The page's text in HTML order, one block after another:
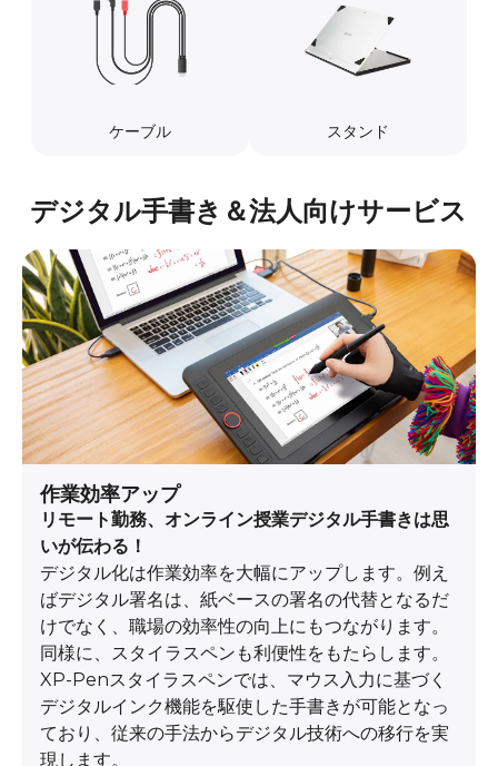
ケーブル スタンド
デジタル手書き＆法人向けサービス
作業効率アップ
リモート勤務、オンライン授業デジタル手書きは思
いが伝わる！
デジタル化は作業効率を大幅にアップします。例え
ばデジタル署名は、紙ベースの署名の代替となるだ
けでなく、職場の効率性の向上にもつながります。
同様に、スタイラスペンも利便性をもたらします。
XP-Penスタイラスペンでは、マウス入力に基づく
デジタルインク機能を駆使した手書きが可能となっ
ており、従来の手法からデジタル技術への移行を実
現します。